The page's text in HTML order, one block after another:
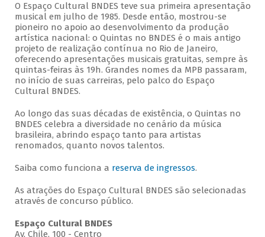
O Espaço Cultural BNDES teve sua primeira apresentação
musical em julho de 1985. Desde então, mostrou-se
pioneiro no apoio ao desenvolvimento da produção
artística nacional: o Quintas no BNDES é o mais antigo
projeto de realização contínua no Rio de Janeiro,
oferecendo apresentações musicais gratuitas, sempre às
quintas-feiras às 19h. Grandes nomes da MPB passaram,
no início de suas carreiras, pelo palco do Espaço
Cultural BNDES.
Ao longo das suas décadas de existência, o Quintas no
BNDES celebra a diversidade no cenário da música
brasileira, abrindo espaço tanto para artistas
renomados, quanto novos talentos.
Saiba como funciona a reserva de ingressos.
As atrações do Espaço Cultural BNDES são selecionadas
através de concurso público.
Espaço Cultural BNDES
Av, Chile, 100 - Centro